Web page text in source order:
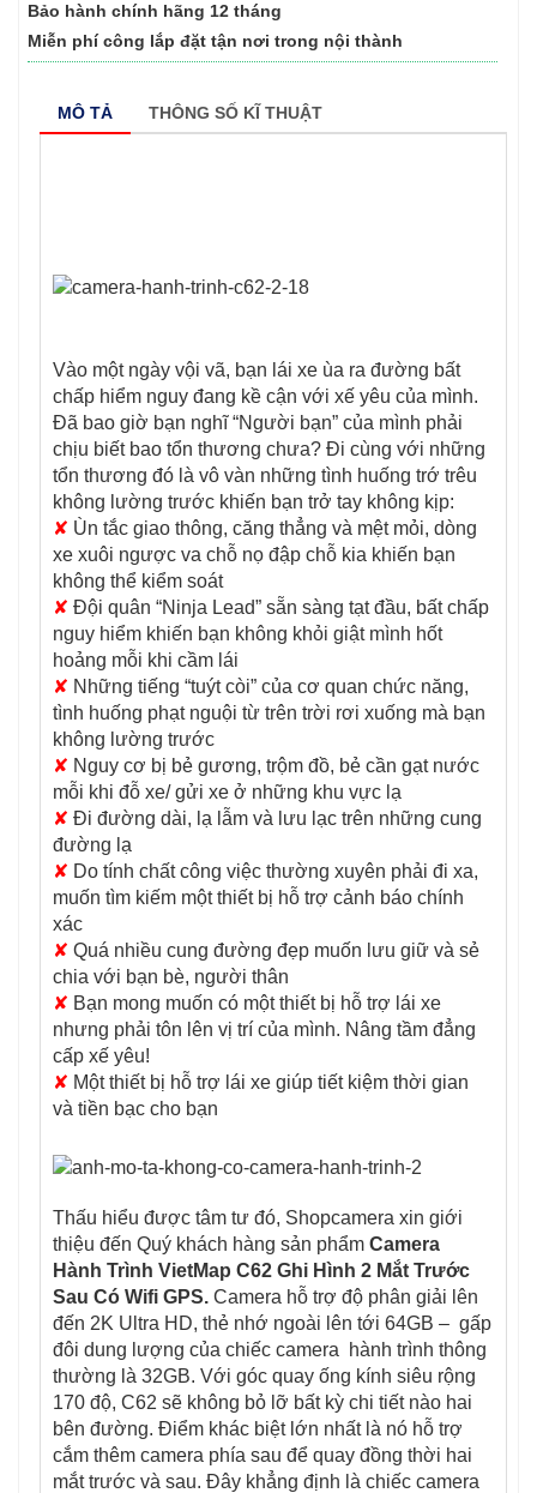
Bảo hành chính hãng 12 tháng
Miễn phí công lắp đặt tận nơi trong nội thành
MÔ TẢ THÔNG SỐ KĨ THUẬT
Vào một ngày vội vã, bạn lái xe ùa ra đường bất
chấp hiểm nguy đang kề cận với xế yêu của mình.
Đã bao giờ bạn nghĩ “Người bạn” của mình phải
chịu biết bao tổn thương chưa? Đi cùng với những
tổn thương đó là vô vàn những tình huống trớ trêu
không lường trước khiến bạn trở tay không kịp:
✘ Ùn tắc giao thông, căng thẳng và mệt mỏi, dòng
xe xuôi ngược va chỗ nọ đập chỗ kia khiến bạn
không thể kiểm soát
✘ Đội quân “Ninja Lead” sẵn sàng tạt đầu, bất chấp
nguy hiểm khiến bạn không khỏi giật mình hốt
hoảng mỗi khi cầm lái
✘ Những tiếng “tuýt còi” của cơ quan chức năng,
tình huống phạt nguội từ trên trời rơi xuống mà bạn
không lường trước
✘ Nguy cơ bị bẻ gương, trộm đồ, bẻ cần gạt nước
mỗi khi đỗ xe/ gửi xe ở những khu vực lạ
✘ Đi đường dài, lạ lẫm và lưu lạc trên những cung
đường lạ
✘ Do tính chất công việc thường xuyên phải đi xa,
muốn tìm kiếm một thiết bị hỗ trợ cảnh báo chính
xác
✘ Quá nhiều cung đường đẹp muốn lưu giữ và sẻ
chia với bạn bè, người thân
✘ Bạn mong muốn có một thiết bị hỗ trợ lái xe
nhưng phải tôn lên vị trí của mình. Nâng tầm đẳng
cấp xế yêu!
✘ Một thiết bị hỗ trợ lái xe giúp tiết kiệm thời gian
và tiền bạc cho bạn
Thấu hiểu được tâm tư đó, Shopcamera xin giới
thiệu đến Quý khách hàng sản phẩm Camera
Hành Trình VietMap C62 Ghi Hình 2 Mắt Trước
Sau Có Wifi GPS. Camera hỗ trợ độ phân giải lên
đến 2K Ultra HD, thẻ nhớ ngoài lên tới 64GB – gấp
đôi dung lượng của chiếc camera hành trình thông
thường là 32GB. Với góc quay ống kính siêu rộng
170 độ, C62 sẽ không bỏ lỡ bất kỳ chi tiết nào hai
bên đường. Điểm khác biệt lớn nhất là nó hỗ trợ
cắm thêm camera phía sau để quay đồng thời hai
mắt trước và sau. Đây khẳng định là chiếc camera